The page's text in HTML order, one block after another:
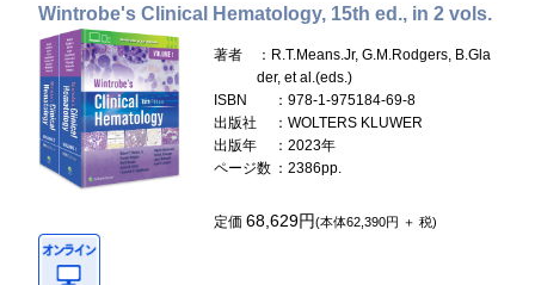
Wintrobe's Clinical Hematology, 15th ed., in 2 vols.
著者
：R.T.Means.Jr, G.M.Rodgers, B.Gla
der, et al.(eds.)
ISBN
：978-1-975184-69-8
出版社
：WOLTERS KLUWER
出版年
：2023年
ページ数 ：2386pp.
定価68,629円(本体62,390円 ＋ 税)